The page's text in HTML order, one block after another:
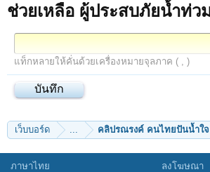
ช่วยเหลือ ผู้ประสบภัยน้ำท่ว
แท็กหลายให้คั่นด้วยเครื่องหมายจุลภาค ( , )
เว็บบอร์ด ... คลิปรณรงค์ คนไทยปันน้ำใ
ภาษาไทย ลงโฆษณา